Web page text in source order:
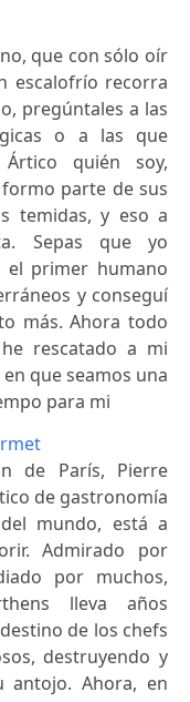
que con sólo oír
escalofrío recorra
pregúntales a las
o a las que
quién soy,
parte de sus
temidas, y eso a
Sepas que yo
el primer humano
y conseguí
más. Ahora todo
rescatado a mi
que seamos una
para mi
de París, Pierre
de gastronomía
mundo, está a
Admirado por
por muchos,
lleva años
de los chefs
destruyendo y
antojo. Ahora, en